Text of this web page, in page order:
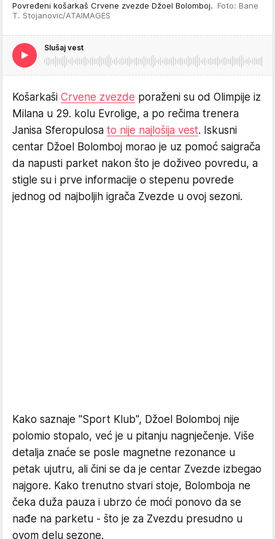
Povređeni košarkaš Crvene zvezde Džoel Bolomboj. Foto: Bane
T. Stojanovic/ATAIMAGES
Slušaj vest
Košarkaši Crvene zvezde poraženi su od Olimpije iz
Milana u 29. kolu Evrolige, a po rečima trenera
Janisa Sferopulosa to nije najlošija vest. Iskusni
centar Džoel Bolomboj morao je uz pomoć saigrača
da napusti parket nakon što je doživeo povredu, a
stigle su i prve informacije o stepenu povrede
jednog od najboljih igrača Zvezde u ovoj sezoni.
Kako saznaje "Sport Klub", Džoel Bolomboj nije
polomio stopalo, već je u pitanju nagnječenje. Više
detalja znaće se posle magnetne rezonance u
petak ujutru, ali čini se da je centar Zvezde izbegao
najgore. Kako trenutno stvari stoje, Bolomboja ne
čeka duža pauza i ubrzo će moći ponovo da se
nađe na parketu - što je za Zvezdu presudno u
ovom delu sezone.